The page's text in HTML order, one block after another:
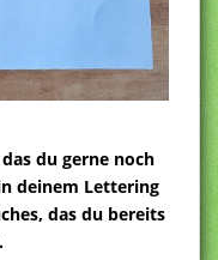
du gerne noch
deinem Lettering
das du bereits